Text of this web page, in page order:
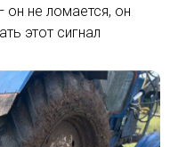
он не ломается, он
этот сигнал